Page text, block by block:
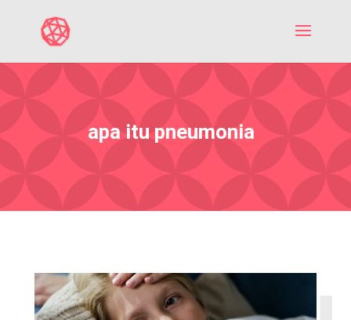
apa itu pneumonia